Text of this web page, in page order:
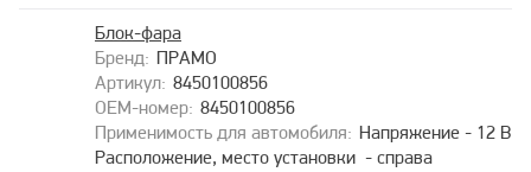
ПРАМО
8450100856
8450100856
Блок-фара
Напряжение - 12 В
Расположение, место установки - справа